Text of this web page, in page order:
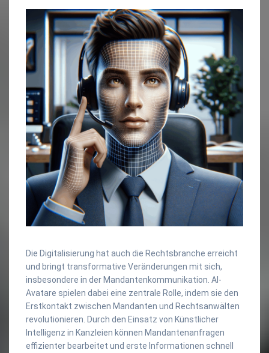
Die Digitalisierung hat auch die Rechtsbranche erreicht
und bringt transformative Veränderungen mit sich,
insbesondere in der Mandantenkommunikation. AI-
Avatare spielen dabei eine zentrale Rolle, indem sie den
Erstkontakt zwischen Mandanten und Rechtsanwälten
revolutionieren. Durch den Einsatz von Künstlicher
Intelligenz in Kanzleien können Mandantenanfragen
effizienter bearbeitet und erste Informationen schnell